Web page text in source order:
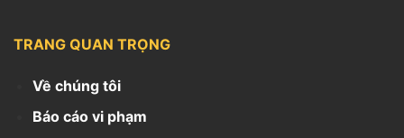
TRANG QUAN TRỌNG
Về chúng tôi
Báo cáo vi phạm